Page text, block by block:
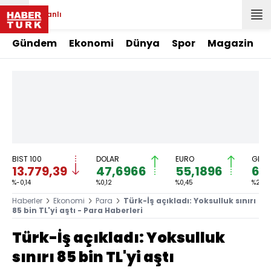
Canlı
Gündem Ekonomi Dünya Spor Magazin
BIST 100
13.779,39
%-0,14
DOLAR
47,6966
%0,12
EURO
55,1896
%0,45 %2,59
Haberler Ekonomi Para
Türk-İş açıkladı: Yoksulluk sınırı
85 bin TL'yi aştı - Para Haberleri
Türk-İş açıkladı: Yoksulluk
sınırı 85 bin TL'yi aştı